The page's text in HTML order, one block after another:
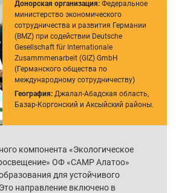
Донорская организация: Федеральное
министерство экономического
сотрудничества и развития Германии
(BMZ) при содействии Deutsche
Gesellschaft für Internationale
Zusammmenarbeit (GIZ) GmbH
(Германского общества по
международному сотрудничеству)
География: Джалал-Абадская область,
Базар-Коргонский и Аксыйский районы.
компонента «Экологическое
ОФ «САМР Алатоо»
для устойчивого
направление включено в